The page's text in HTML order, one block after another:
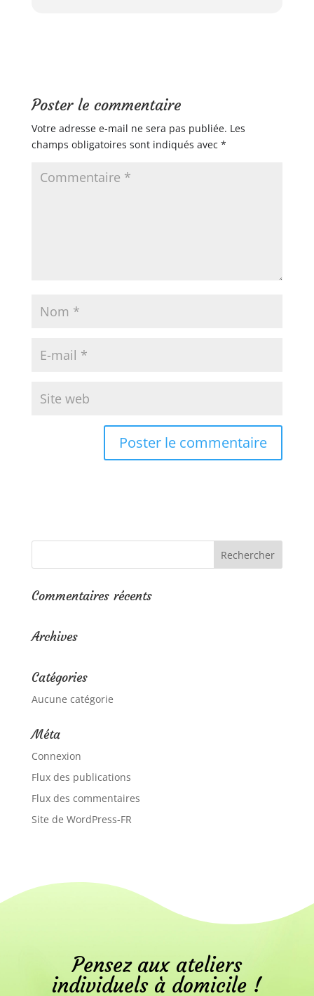
Poster le commentaire
Votre adresse e-mail ne sera pas publiée. Les
champs obligatoires sont indiqués avec *
Commentaires récents
Archives
Catégories
Aucune catégorie
Méta
Connexion
Flux des publications
Flux des commentaires
Site de WordPress-FR
Pensez aux ateliers
individuels à domicile !